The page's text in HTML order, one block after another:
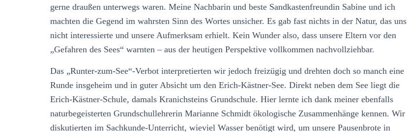
gerne draußen unterwegs waren. Meine Nachbarin und beste Sandkastenfreundin Sabine und ich
machten die Gegend im wahrsten Sinn des Wortes unsicher. Es gab fast nichts in der Natur, das uns
nicht interessierte und unsere Aufmerksam erhielt. Kein Wunder also, dass unsere Eltern vor den
„Gefahren des Sees“ warnten – aus der heutigen Perspektive vollkommen nachvollziehbar.
Das „Runter-zum-See“-Verbot interpretierten wir jedoch freizügig und drehten doch so manch eine
Runde insgeheim und in guter Absicht um den Erich-Kästner-See. Direkt neben dem See liegt die
Erich-Kästner-Schule, damals Kranichsteins Grundschule. Hier lernte ich dank meiner ebenfalls
naturbegeisterten Grundschullehrerin Marianne Schmidt ökologische Zusammenhänge kennen. Wir
diskutierten im Sachkunde-Unterricht, wieviel Wasser benötigt wird, um unsere Pausenbrote in